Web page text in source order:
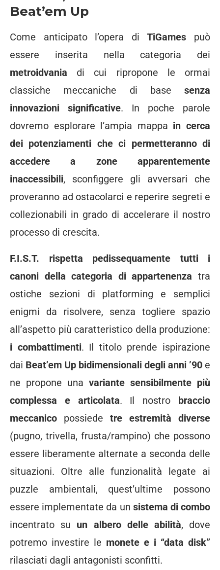
Beat’em Up
Come anticipato l’opera diTiGames può
essere inserita nella categoria dei
metroidvania di cui ripropone le ormai
classiche meccaniche di base senza
innovazioni significative. In poche parole
dovremo esplorare l’ampia mappa in cerca
dei potenziamenti che ci permetteranno di
accedere a zone apparentemente
inaccessibili, sconfiggere gli avversari che
proveranno ad ostacolarci e reperire segreti e
collezionabili in grado di accelerare il nostro
processo di crescita.
F.I.S.T.
rispetta pedissequamente tutti i
canoni della categoria di appartenenza tra
ostiche sezioni di platforming e semplici
enigmi da risolvere, senza togliere spazio
all’aspetto più caratteristico della produzione:
i combattimenti. Il titolo prende ispirazione
dai Beat’em Up bidimensionali degli anni ’90 e
ne propone una variante sensibilmente più
complessa e articolata. Il nostro braccio
meccanico possiede tre estremità diverse
(pugno, trivella, frusta/rampino) che possono
essere liberamente alternate a seconda delle
situazioni. Oltre alle funzionalità legate ai
puzzle ambientali, quest’ultime possono
essere implementate da un sistema di combo
incentrato su un albero delle abilità, dove
potremo investire le monete e i “data disk”
rilasciati dagli antagonisti sconfitti.